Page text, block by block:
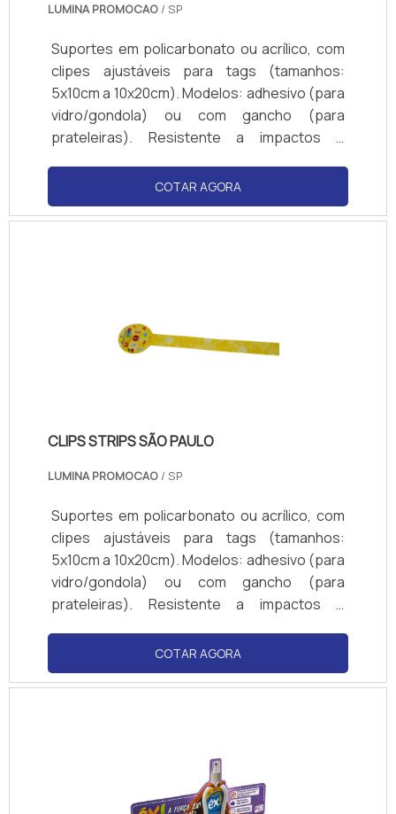
LUMINA PROMOCAO / SP
Suportes em policarbonato ou acrílico, com
clipes ajustáveis para tags (tamanhos:
5x10cm a 10x20cm). Modelos: adhesivo (para
vidro/gondola) ou com gancho (para
prateleiras). Resistente a impactos e
personalizadas (logotipos). Compatível com
papel couchê, PVC ou cartão. Normas de
visibilidade: ângulo de 180° para fácil leitura.
COTAR AGORA
CLIPS STRIPS SÃO PAULO
LUMINA PROMOCAO / SP
Suportes em policarbonato ou acrílico, com
clipes ajustáveis para tags (tamanhos:
5x10cm a 10x20cm). Modelos: adhesivo (para
vidro/gondola) ou com gancho (para
prateleiras). Resistente a impactos e
personalizadas (logotipos). Compatível com
papel couchê, PVC ou cartão. Normas de
visibilidade: ângulo de 180° para fácil leitura.
COTAR AGORA